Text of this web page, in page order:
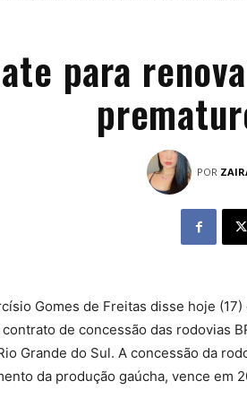
para
POR
Gomes de Freitas disse hoje
de concessão das rodovias
Grande do Sul. A concessão da
da produção gaúcha, vence em